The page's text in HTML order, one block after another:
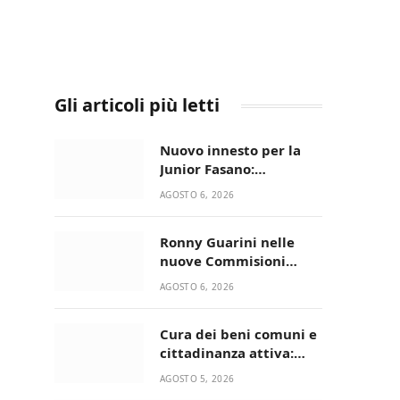
Gli articoli più letti
Nuovo innesto per la
Junior Fasano:
ingaggiato il
AGOSTO 6, 2026
Ronny Guarini nelle
nuove Commisioni
Acisport
AGOSTO 6, 2026
Cura dei beni comuni e
cittadinanza attiva:
online l’avviso per la
AGOSTO 5, 2026